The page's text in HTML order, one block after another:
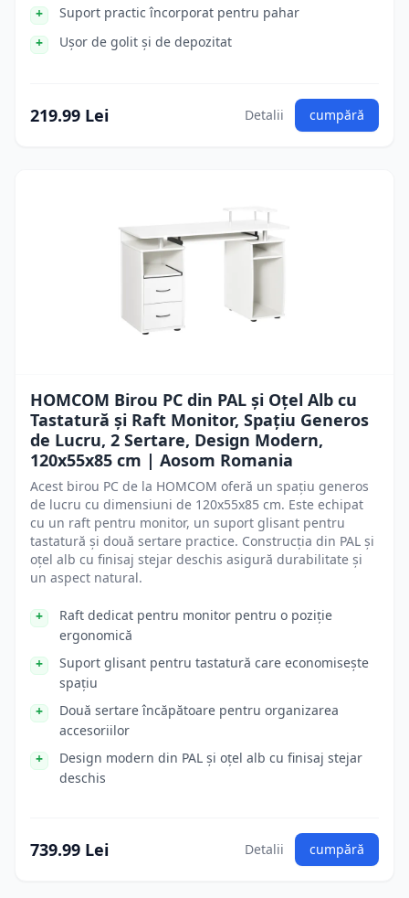
Suport practic încorporat pentru pahar
Ușor de golit și de depozitat
219.99 Lei Detalii cumpără
HOMCOM Birou PC din PAL și Oțel Alb cu
Tastatură și Raft Monitor, Spațiu Generos
de Lucru, 2 Sertare, Design Modern,
120x55x85 cm | Aosom Romania
Acest birou PC de la HOMCOM oferă un spațiu generos
de lucru cu dimensiuni de 120x55x85 cm. Este echipat
cu un raft pentru monitor, un suport glisant pentru
tastatură și două sertare practice. Construcția din PAL și
oțel alb cu finisaj stejar deschis asigură durabilitate și
un aspect natural.
Raft dedicat pentru monitor pentru o poziție
ergonomică
Suport glisant pentru tastatură care economisește
spațiu
Două sertare încăpătoare pentru organizarea
accesoriilor
Design modern din PAL și oțel alb cu finisaj stejar
deschis
739.99 Lei Detalii cumpără